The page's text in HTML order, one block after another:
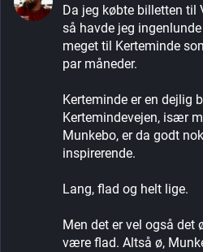
Da jeg købte billetten til
så havde jeg
meget til Kerteminde
par måneder.
Kerteminde er en dejlig
Kertemindevejen, især
Munkebo, er da godt
inspirerende.
Lang, flad og helt lige.
Men det er vel også det
være flad. Altså ø,